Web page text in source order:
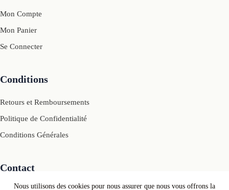
Nous utilisons des cookies pour nous assurer que nous vous offrons la
Mon Compte
Mon Panier
Se Connecter
Conditions
Retours et Remboursements
Politique de Confidentialité
Conditions Générales
Contact